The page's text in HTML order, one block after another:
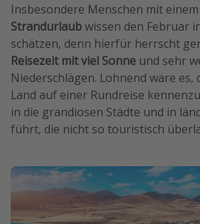
Insbesondere Menschen mit
Strandurlaubwissen den Februar
schätzen, denn hierfür herrscht
Reisezeit mit viel Sonne und sehr
Niederschlägen. Lohnend wäre es,
Land auf einer Rundreise
in die grandiosen Städte und in
führt, die nicht so touristisch